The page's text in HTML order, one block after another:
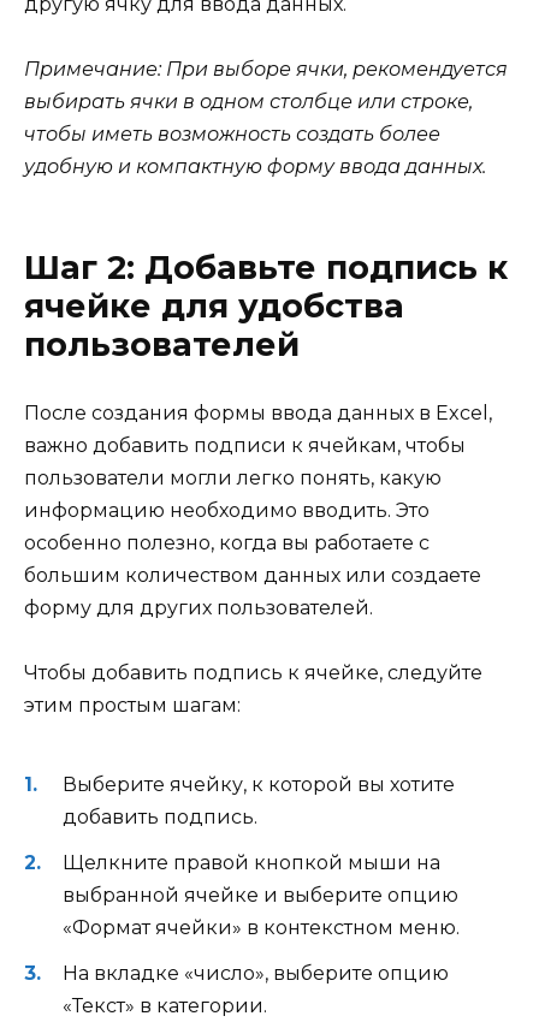
Примечание: При выборе ячки, рекомендуется
выбирать ячки в одном столбце или строке,
чтобы иметь возможность создать более
удобную и компактную форму ввода данных.
Шаг 2: Добавьте подпись к
ячейке для удобства
пользователей
После создания формы ввода данных в Excel,
важно добавить подписи к ячейкам, чтобы
пользователи могли легко понять, какую
информацию необходимо вводить. Это
особенно полезно, когда вы работаете с
большим количеством данных или создаете
форму для других пользователей.
Чтобы добавить подпись к ячейке, следуйте
этим простым шагам:
Выберите ячейку, к которой вы хотите
добавить подпись.
Щелкните правой кнопкой мыши на
выбранной ячейке и выберите опцию
«Формат ячейки» в контекстном меню.
На вкладке «число», выберите опцию
«Текст» в категории.